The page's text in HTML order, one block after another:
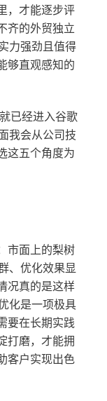
，才能逐步评
齐的外贸独立
力强劲且值得
够直观感知的
已经进入谷歌
我会从公司技
这五个角度为
市面上的梨树
、优化效果显
况真的是这样
化是一项极具
要在长期实践
打磨，才能拥
客户实现出色